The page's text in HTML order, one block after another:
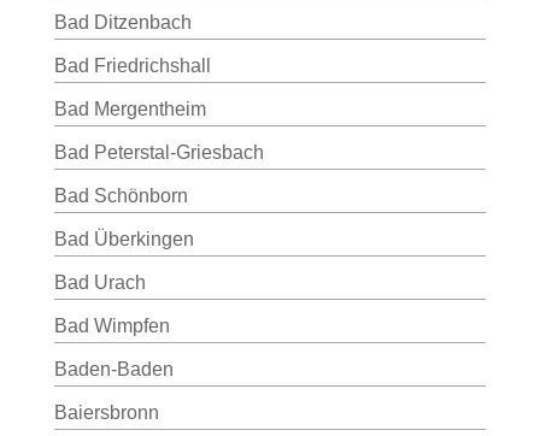
Bad Ditzenbach
Bad Friedrichshall
Bad Mergentheim
Bad Peterstal-Griesbach
Bad Schönborn
Bad Überkingen
Bad Urach
Bad Wimpfen
Baden-Baden
Baiersbronn